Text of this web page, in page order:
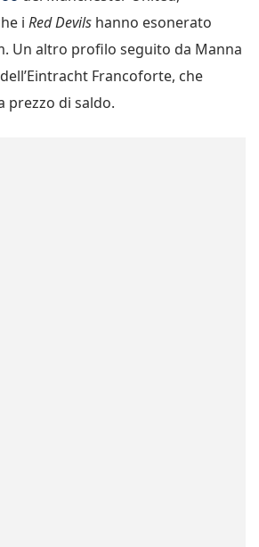
i Red Devils hanno esonerato
Un altro profilo seguito da Manna
dell’Eintracht Francoforte, che
prezzo di saldo.